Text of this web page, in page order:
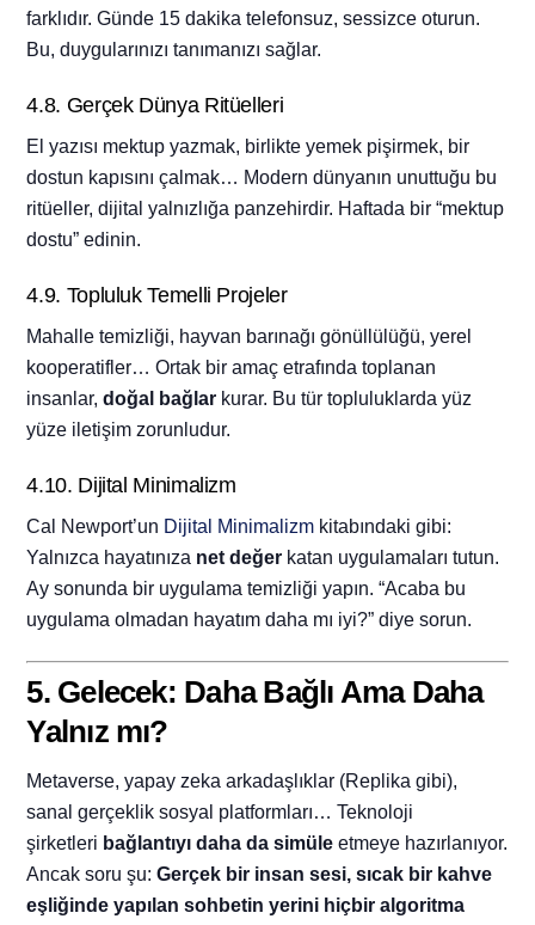
farklıdır. Günde 15 dakika telefonsuz, sessizce oturun.
Bu, duygularınızı tanımanızı sağlar.
4.8. Gerçek Dünya Ritüelleri
El yazısı mektup yazmak, birlikte yemek pişirmek, bir
dostun kapısını çalmak… Modern dünyanın unuttuğu bu
ritüeller, dijital yalnızlığa panzehirdir. Haftada bir “mektup
dostu” edinin.
4.9. Topluluk Temelli Projeler
Mahalle temizliği, hayvan barınağı gönüllülüğü, yerel
kooperatifler… Ortak bir amaç etrafında toplanan
insanlar,doğal bağlar kurar. Bu tür topluluklarda yüz
yüze iletişim zorunludur.
4.10. Dijital Minimalizm
Cal Newport’un Dijital Minimalizm kitabındaki gibi:
Yalnızca hayatınıza net değer katan uygulamaları tutun.
Ay sonunda bir uygulama temizliği yapın. “Acaba bu
uygulama olmadan hayatım daha mı iyi?” diye sorun.
5. Gelecek: Daha Bağlı Ama Daha
Yalnız mı?
Metaverse, yapay zeka arkadaşlıklar (Replika gibi),
sanal gerçeklik sosyal platformları… Teknoloji
şirketleri bağlantıyı daha da simüle etmeye hazırlanıyor.
Ancak soru şu:Gerçek bir insan sesi, sıcak bir kahve
eşliğinde yapılan sohbetin yerini hiçbir algoritma